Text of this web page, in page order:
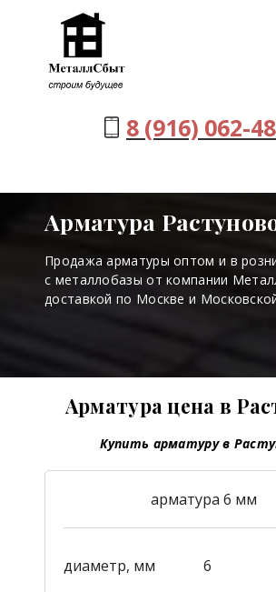
8 (916) 062-
Арматура
Продажа арматуры оптом и в
с металлобазы от компании
доставкой по Москве и
Арматура цена в
Купить арматуру в
арматура 6 мм
диаметр, мм
6